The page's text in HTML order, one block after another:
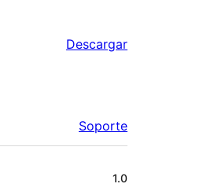
Descargar
Soporte
1.0